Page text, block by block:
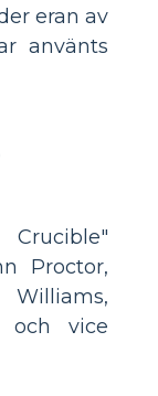
eran av
använts
Proctor,
och vice